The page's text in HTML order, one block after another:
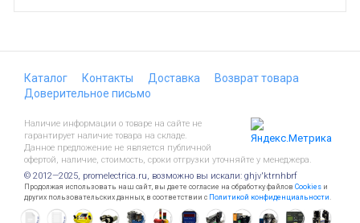
Каталог Контакты Доставка
Возврат товара
Доверительное письмо
Наличие информации о товаре на сайте не
гарантирует наличие товара на складе.
Данное предложение не является публичной
офертой, наличие, стоимость, сроки отгрузки уточняйте у менеджера.
© 2012—2025, promelectrica.ru, возможно вы искали: ghjv'ktrnhbrf
Продолжая использовать наш сайт, вы даете согласие на обработку файлов Cookies и
других пользовательских данных, в соответствии с Политикой конфиденциальности.